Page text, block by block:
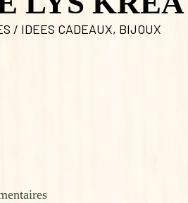
/ IDEES CADEAUX, BIJOUX